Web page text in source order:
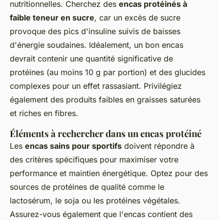
nutritionnelles. Cherchez des encas protéinés à
faible teneur en sucre, car un excès de sucre
provoque des pics d'insuline suivis de baisses
d'énergie soudaines. Idéalement, un bon encas
devrait contenir une quantité significative de
protéines (au moins 10 g par portion) et des glucides
complexes pour un effet rassasiant. Privilégiez
également des produits faibles en graisses saturées
et riches en fibres.
Éléments à rechercher dans un encas protéiné
Les encas sains pour sportifs doivent répondre à
des critères spécifiques pour maximiser votre
performance et maintien énergétique. Optez pour des
sources de protéines de qualité comme le
lactosérum, le soja ou les protéines végétales.
Assurez-vous également que l'encas contient des